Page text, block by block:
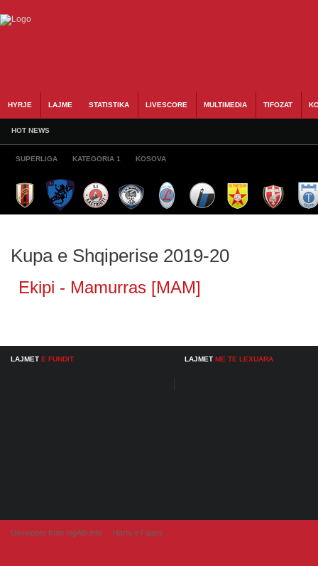
HYRJE LAJME STATISTIKA LIVESCORE MULTIMEDIA TIFOZAT
HOT NEWS
SUPERLIGA KATEGORIA 1 KOSOVA
Kupa e Shqiperise 2019-20
Ekipi - Mamurras [MAM]
LAJMET E FUNDIT LAJMET ME TE LEXUARA
Developer from IngAlb.info Harta e Faqes